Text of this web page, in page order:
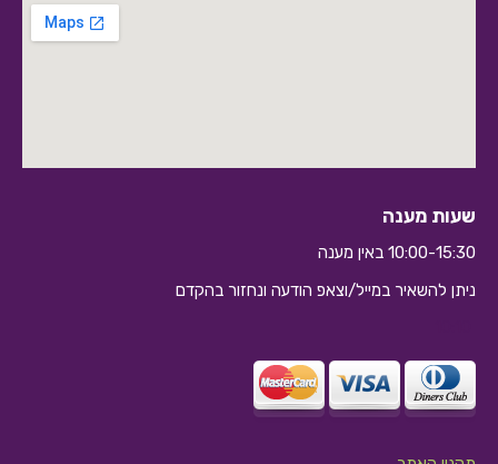
שעות מענה
10:00-15:30 באין מענה
ניתן להשאיר במייל/וצאפ הודעה ונחזור בהקדם